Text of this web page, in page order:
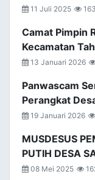
11 Juli 2025
Camat Pimpin
Kecamatan
13 Januari 2026
Panwascam
Perangkat
19 Januari 2026
MUSDESUS
PUTIH DESA
08 Mei 2025